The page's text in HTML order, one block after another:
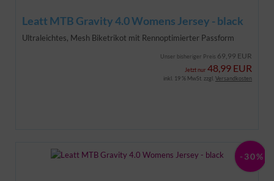
Leatt MTB Gravity 4.0 Womens Jersey - black
Ultraleichtes, Mesh Biketrikot mit Rennoptimierter Passform
Unser bisheriger Preis 69,99 EUR
Jetzt nur 48,99 EUR
inkl. 19 % MwSt. zzgl. Versandkosten
-30%